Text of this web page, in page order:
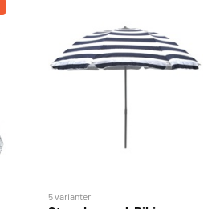
5 varianter